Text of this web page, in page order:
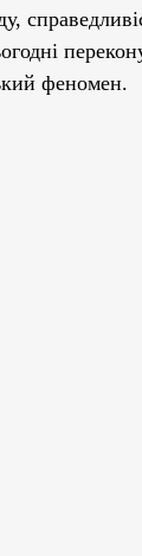
феномен.